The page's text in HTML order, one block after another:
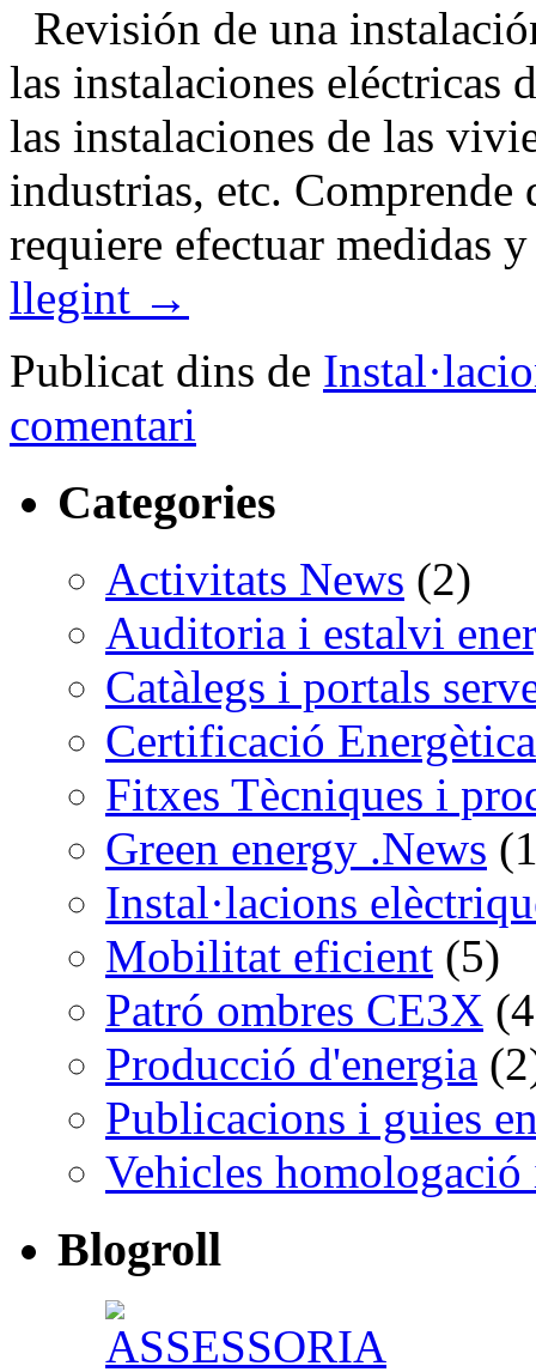
Revisión de una
las instalaciones eléctricas
las instalaciones de las
industrias, etc. Comprende
requiere efectuar medidas
llegint →
Publicat dins de
comentari
Categories
Activitats News (2)
Auditoria i estalvi
Catàlegs i portals
Certificació
Fitxes Tècniques i
Green energy .News
Instal·lacions
Mobilitat eficient (5)
Patró ombres CE3X
Producció d'energia
Publicacions i guies
Vehicles
Blogroll